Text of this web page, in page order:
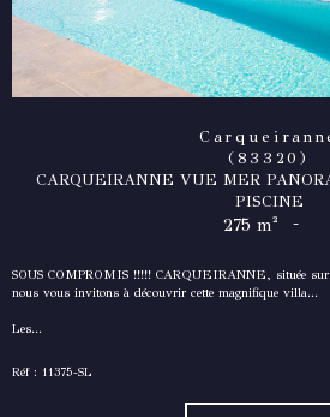
(83320)
CARQUEIRANNE VUE MER
PISCINE
275 m² -
SOUS COMPROMIS !!!!! CARQUEIRANNE, située
nous vous invitons à découvrir cette magnifique villa...
Les...
Réf : 11375-SL